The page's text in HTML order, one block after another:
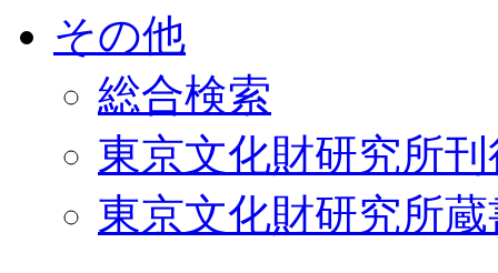
その他
総合検索
東京文化財研究所
東京文化財研究所